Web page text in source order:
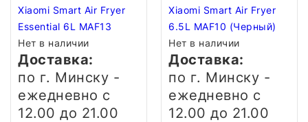
Xiaomi Smart Air Fryer
Essential 6L MAF13
Нет в наличии
Доставка:
по г. Минску -
ежедневно с
12.00 до 21.00
Xiaomi Smart Air Fryer
6.5L MAF10 (Черный)
Нет в наличии
Доставка:
по г. Минску -
ежедневно с
12.00 до 21.00